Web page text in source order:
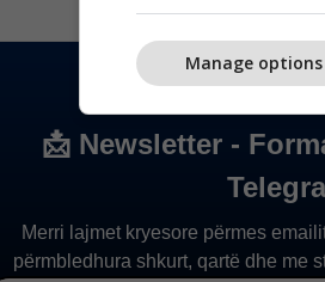
Manage options